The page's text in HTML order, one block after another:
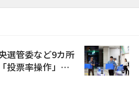
選管委など9カ所
投票率操作」の